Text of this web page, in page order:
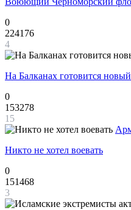
0
224176
4
На Балканах готовится
0
153278
15
Никто не хотел воевать
0
151468
3